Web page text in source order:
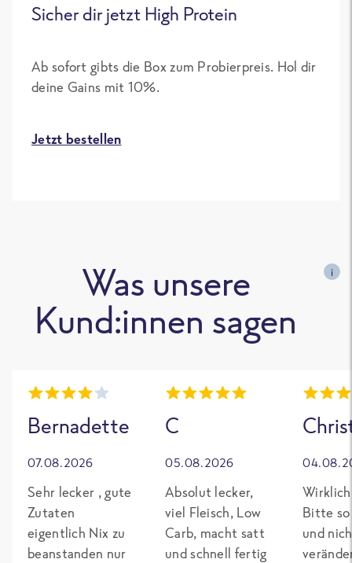
Sicher dir jetzt High Protein
Ab sofort gibts die Box zum Probierpreis. Hol dir
deine Gains mit 10%.
Jetzt bestellen
Was unsere
Kund:innen sagen
i
Bernadette
07.08.2026
Sehr lecker , gute
Zutaten
eigentlich Nix zu
beanstanden nur
C
05.08.2026
Absolut lecker,
viel Fleisch, Low
Carb, macht satt
und schnell fertig
Bitte so
und